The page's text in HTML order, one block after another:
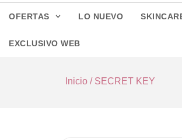
OFERTAS LO NUEVO
EXCLUSIVO WEB
Inicio / SECRET KEY